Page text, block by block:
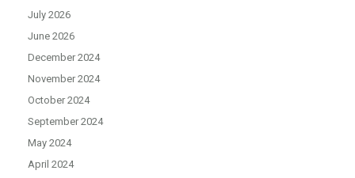
July 2026
June 2026
December 2024
November 2024
October 2024
September 2024
May 2024
April 2024